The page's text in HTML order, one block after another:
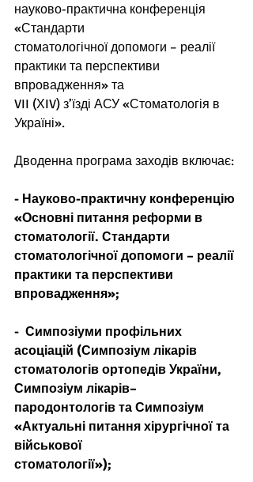
науково-практична конференція
«Стандарти
стоматологічної допомоги – реалії
практики та перспективи
впровадження» та
VII (ХIV) з’їзді АСУ «Стоматологія в
Україні».
Дводенна програма заходів включає:
- Науково-практичну конференцію
«Основні питання реформи в
стоматології. Стандарти
стоматологічної допомоги – реалії
практики та перспективи
впровадження»;
-  Симпозіуми профільних
асоціацій (Симпозіум лікарів
стоматологів ортопедів України,
Симпозіум лікарів–
пародонтологів та Симпозіум
«Актуальні питання хірургічної та
військової
стоматології»);